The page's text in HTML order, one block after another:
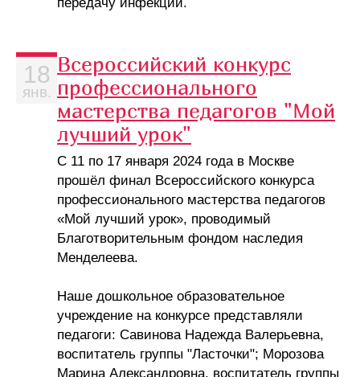
18
янв.
Всероссийский конкурс
профессионального
мастерства педагогов "Мой
лучший урок"
С 11 по 17 января 2024 года в Москве
прошёл финал Всероссийского конкурса
профессионального мастерства педагогов
«Мой лучший урок», проводимый
Благотворительным фондом наследия
Менделеева.
Наше дошкольное образовательное
учреждение на конкурсе представляли
педагоги: Савинова Надежда Валерьевна,
воспитатель группы "Ласточки"; Морозова
Марина Александровна, воспитатель группы